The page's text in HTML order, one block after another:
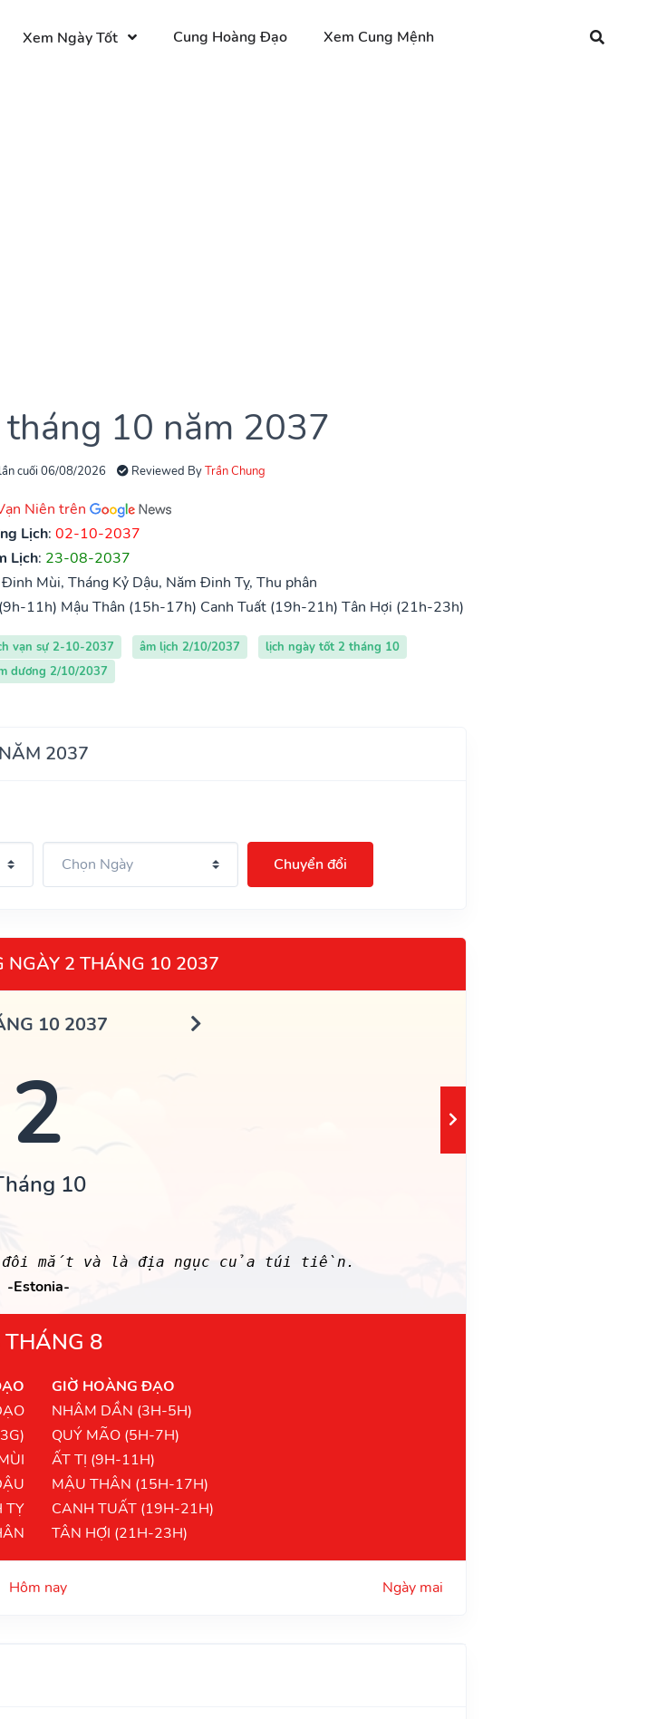
Xem Ngày Tốt Cung Hoàng Đạo Xem Cung Mệnh
10 năm 2037
cuối 06/08/2026 Reviewed ByTrần Chung
Niên trên
Lịch: 02-10-2037
Lịch: 23-08-2037
Mùi, Tháng Kỷ Dậu, Năm Đinh Tỵ, Thu phân
11h) Mậu Thân (15h-17h) Canh Tuất (19h-21h) Tân Hợi (21h-23h)
vạn sự 2-10-2037 âm lịch 2/10/2037
lịch ngày tốt 2 tháng 10
dương 2/10/2037
2037
Chuyển đổi
NGÀY 2 THÁNG 10 2037
10 2037
2
10
đôi mắt và là địa ngục của túi tiền.
-Estonia-
THÁNG 8
TỴ
GIỜ HOÀNG ĐẠO
NHÂM DẦN (3H-5H)
QUÝ MÃO (5H-7H)
ẤT TỊ (9H-11H)
MẬU THÂN (15H-17H)
CANH TUẤT (19H-21H)
TÂN HỢI (21H-23H)
Hôm nay Ngày mai